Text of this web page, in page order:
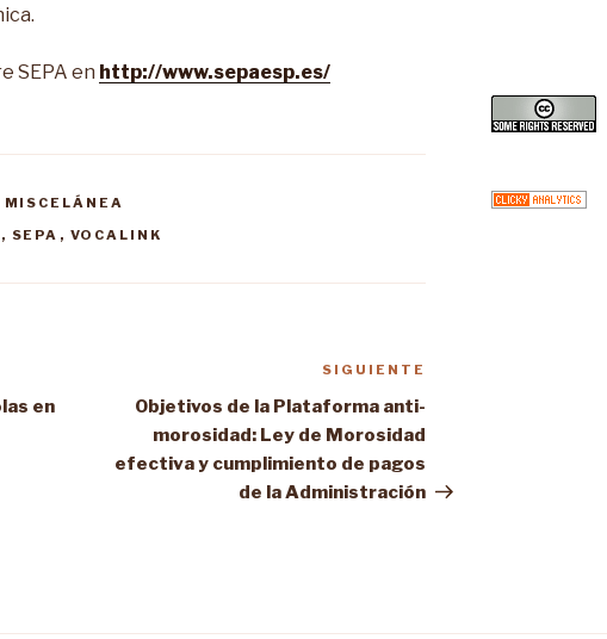
SEPA en http://www.sepaesp.es/
MISCELÁNEA
, SEPA , VOCALINK
en
SIGUIENTE
Objetivos de la Plataforma anti-
morosidad: Ley de Morosidad
efectiva y cumplimiento de pagos
de la Administración